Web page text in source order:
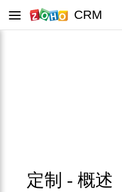
CRM
定制 - 概述